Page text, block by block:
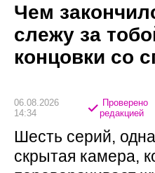
Чем
слежу за
концовки со
06.08.2026
14:34
Проверено
редакцией
Шесть серий,
скрытая камера,